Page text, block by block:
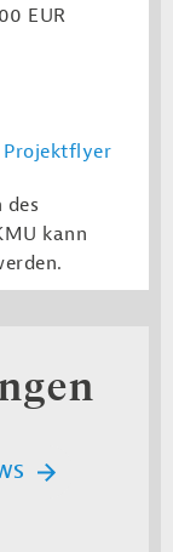
EUR
Projektflyer
des
kann